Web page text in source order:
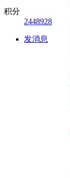
积分
2448928
发消息